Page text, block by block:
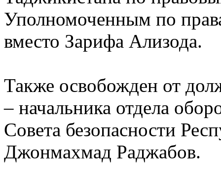
Уполномоченным по
вместо Зарифа Ализода.
Также освобожден от
– начальника отдела
Совета безопасности
Джонмахмад Раджабов.